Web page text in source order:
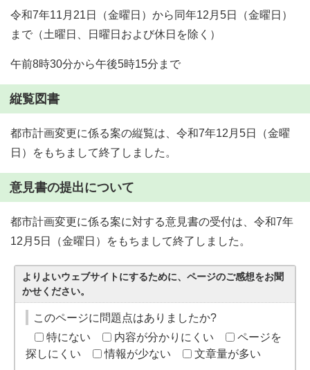
令和7年11月21日（金曜日）から同年12月5日（金曜日）
まで（土曜日、日曜日および休日を除く）
午前8時30分から午後5時15分まで
縦覧図書
都市計画変更に係る案の縦覧は、令和7年12月5日（金曜
日）をもちまして終了しました。
意見書の提出について
都市計画変更に係る案に対する意見書の受付は、令和7年
12月5日（金曜日）をもちまして終了しました。
よりよいウェブサイトにするために、ページのご感想をお聞
かせください。
このページに問題点はありましたか?
特にない
内容が分かりにくい
ページを
探しにくい
情報が少ない 文章量が多い